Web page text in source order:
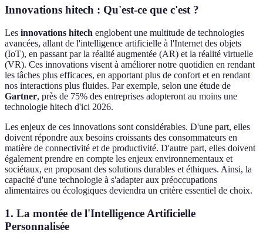
Innovations hitech : Qu'est-ce que c'est ?
Les innovations hitech englobent une multitude de technologies
avancées, allant de l'intelligence artificielle à l'Internet des objets
(IoT), en passant par la réalité augmentée (AR) et la réalité virtuelle
(VR). Ces innovations visent à améliorer notre quotidien en rendant
les tâches plus efficaces, en apportant plus de confort et en rendant
nos interactions plus fluides. Par exemple, selon une étude de
Gartner, près de 75% des entreprises adopteront au moins une
technologie hitech d'ici 2026.
Les enjeux de ces innovations sont considérables. D'une part, elles
doivent répondre aux besoins croissants des consommateurs en
matière de connectivité et de productivité. D'autre part, elles doivent
également prendre en compte les enjeux environnementaux et
sociétaux, en proposant des solutions durables et éthiques. Ainsi, la
capacité d'une technologie à s'adapter aux préoccupations
alimentaires ou écologiques deviendra un critère essentiel de choix.
1. La montée de l'Intelligence Artificielle
Personnalisée